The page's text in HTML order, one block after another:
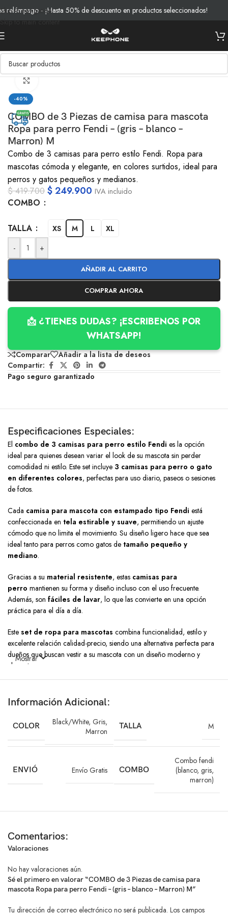
Skip to navigation
Skip to main content
- ¡Hasta 50% de descuento en productos seleccionados!
Inicio/Pets/Ropa
-40%
COMBO de 3 Piezas de camisa para mascota
Ropa para perro Fendi – (gris – blanco –
Marron) M
Combo de 3 camisas para perro estilo Fendi. Ropa para
mascotas cómoda y elegante, en colores surtidos, ideal para
perros y gatos pequeños y medianos.
$419.700 $249.900 IVA incluido
COMBO
TALLA XS M L
XL
-
+
AÑADIR AL CARRITO
COMPRAR AHORA
📩 ¿TIENES DUDAS? ¡ESCRIBENOS POR
WHATSAPP!
Comparar
Añadir a la lista de deseos
Compartir:
Pago seguro garantizado
Especificaciones Especiales:
El combo de 3 camisas para perro estilo Fendi es la opción
ideal para quienes desean variar el look de su mascota sin perder
comodidad ni estilo. Este set incluye 3 camisas para perro o gato
en diferentes colores, perfectas para uso diario, paseos o sesiones
de fotos.
Cada camisa para mascota con estampado tipo Fendi está
confeccionada en tela estirable y suave, permitiendo un ajuste
cómodo que no limita el movimiento. Su diseño ligero hace que sea
ideal tanto para perros como gatos de tamaño pequeño y
mediano.
Gracias a su material resistente, estas camisas para
perro mantienen su forma y diseño incluso con el uso frecuente.
Además, son fáciles de lavar, lo que las convierte en una opción
práctica para el día a día.
Este set de ropa para mascotas combina funcionalidad, estilo y
excelente relación calidad-precio, siendo una alternativa perfecta para
dueños que buscan vestir a su mascota con un diseño moderno y
elegante.
Características principales
Material: Tela estirable y resistente
Ajuste cómodo y seguro
Ligeras y suaves al tacto
Aptas para uso diario
Mostrar
Información Adicional:
COLOR Black/White, Gris,
Marron
TALLA M
ENVIÓ Envío Gratis COMBO
Combo fendi
(blanco, gris,
marron)
Comentarios:
Valoraciones
No hay valoraciones aún.
Sé el primero en valorar “COMBO de 3 Piezas de camisa para
mascota Ropa para perro Fendi – (gris – blanco – Marron) M”
Tu dirección de correo electrónico no será publicada. Los campos